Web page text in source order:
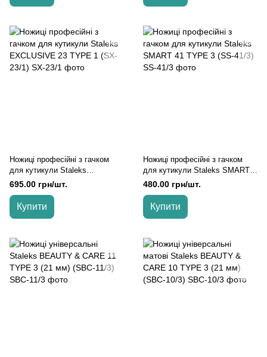
Ножиці професійні з гачком
для кутикули Staleks
EXCLUSIVE 23 TYPE 1 (SX-
695.00 грн/шт.
Купити
Ножиці професійні з гачком
для кутикули Staleks SMART
41 TYPE 3 (SS-41/3)
480.00 грн/шт.
Купити